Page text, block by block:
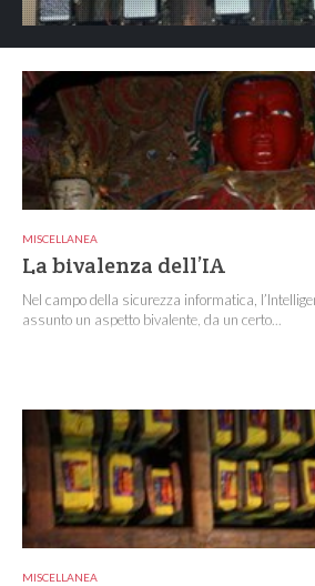
MISCELLANEA
La bivalenza dell’IA
Nel campo della sicurezza informatica,
assunto un aspetto bivalente, da un certo...
MISCELLANEA